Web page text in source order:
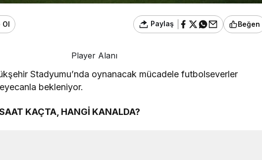
Ol Paylaş Beğen
Player Alanı
Stadyumu’nda oynanacak mücadele futbolseverler
bekleniyor.
KAÇTA, HANGİ KANALDA?